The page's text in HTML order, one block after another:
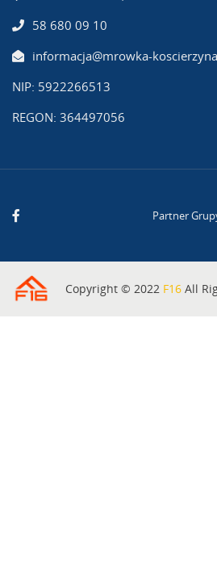
58 680 09 10
informacja@mrowka-
NIP: 5922266513
REGON: 364497056
Partner
Copyright © 2022 F16 All